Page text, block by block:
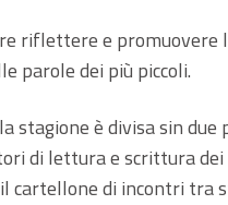
riflettere e promuovere
parole dei più piccoli.
stagione è divisa sin
di lettura e scrittura
cartellone di incontri tra